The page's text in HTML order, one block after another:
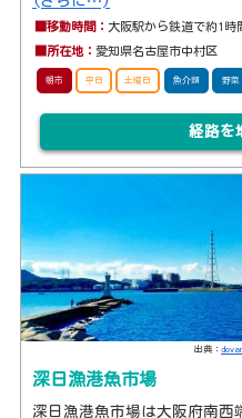
■移動時間： 大阪駅から鉄道で約1時
■所在地：愛知県名古屋市中村区
朝市 平日 土曜日 魚介類 野菜
経路を
出典：
深日漁港魚市場
深日漁港魚市場は大阪府南西